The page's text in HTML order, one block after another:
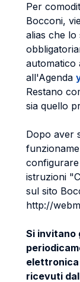
Per
Bocconi,
alias che lo
automatico
all'Agenda
Restano
sia quello
Dopo aver
istruzioni
sul sito
http://
Si invitano
elettronica
ricevuti